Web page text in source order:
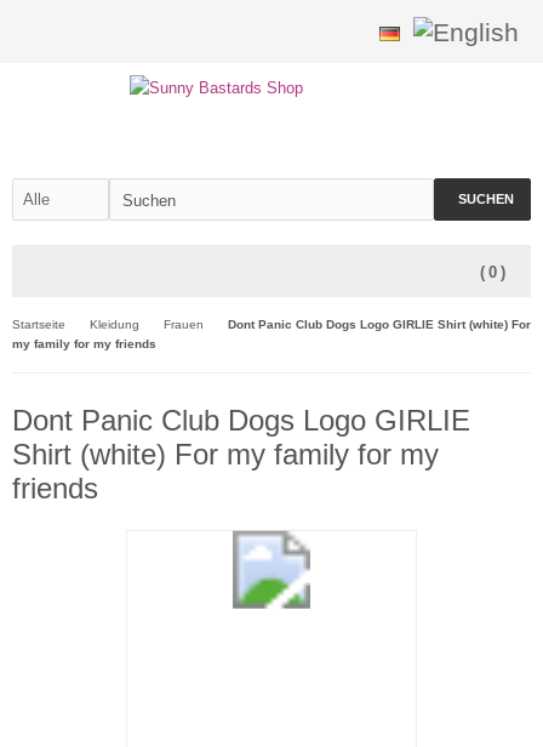
SUCHEN
( 0 )
Startseite Kleidung Frauen
Dont Panic Club Dogs Logo GIRLIE Shirt (white) For
my family for my friends
Dont Panic Club Dogs Logo GIRLIE
Shirt (white) For my family for my
friends